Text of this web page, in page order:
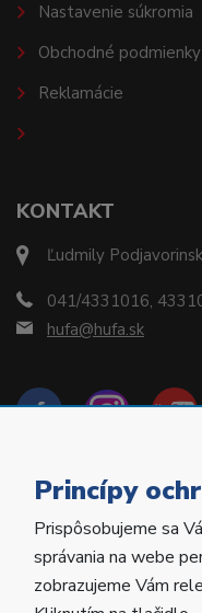
KONTAKT
Ľudmily
041/4331016,
hufa@hufa.sk
Nastavenie súkromia
Obchodné podmienky
Reklamácie
Copyright © 2022
Princípy
Prispôsobujeme sa
správania na webe
zobrazujeme Vám